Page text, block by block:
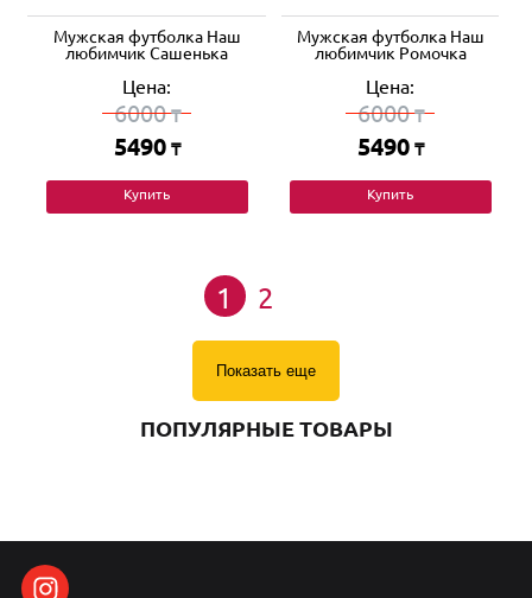
Мужская футболка Наш
любимчик Сашенька
Цена:
6000₸
5490 ₸
Купить
Мужская футболка Наш
любимчик Ромочка
Цена:
6000₸
5490 ₸
Купить
1 2
Показать еще
ПОПУЛЯРНЫЕ ТОВАРЫ